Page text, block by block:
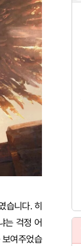
습니다. 히
는 걱정 어
여주었습